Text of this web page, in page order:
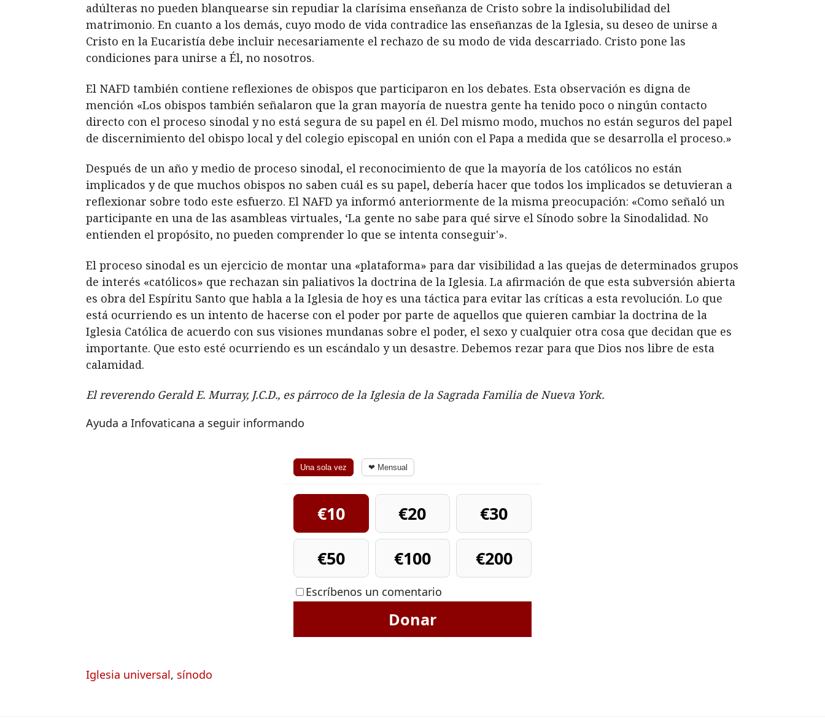
adúlteras no pueden blanquearse sin repudiar la clarísima enseñanza de Cristo sobre la indisolubilidad del
matrimonio. En cuanto a los demás, cuyo modo de vida contradice las enseñanzas de la Iglesia, su deseo de unirse a
Cristo en la Eucaristía debe incluir necesariamente el rechazo de su modo de vida descarriado. Cristo pone las
condiciones para unirse a Él, no nosotros.
El NAFD también contiene reflexiones de obispos que participaron en los debates. Esta observación es digna de
mención «Los obispos también señalaron que la gran mayoría de nuestra gente ha tenido poco o ningún contacto
directo con el proceso sinodal y no está segura de su papel en él. Del mismo modo, muchos no están seguros del papel
de discernimiento del obispo local y del colegio episcopal en unión con el Papa a medida que se desarrolla el proceso.»
Después de un año y medio de proceso sinodal, el reconocimiento de que la mayoría de los católicos no están
implicados y de que muchos obispos no saben cuál es su papel, debería hacer que todos los implicados se detuvieran a
reflexionar sobre todo este esfuerzo. El NAFD ya informó anteriormente de la misma preocupación: «Como señaló un
participante en una de las asambleas virtuales, ‘La gente no sabe para qué sirve el Sínodo sobre la Sinodalidad. No
entienden el propósito, no pueden comprender lo que se intenta conseguir'».
El proceso sinodal es un ejercicio de montar una «plataforma» para dar visibilidad a las quejas de determinados grupos
de interés «católicos» que rechazan sin paliativos la doctrina de la Iglesia. La afirmación de que esta subversión abierta
es obra del Espíritu Santo que habla a la Iglesia de hoy es una táctica para evitar las críticas a esta revolución. Lo que
está ocurriendo es un intento de hacerse con el poder por parte de aquellos que quieren cambiar la doctrina de la
Iglesia Católica de acuerdo con sus visiones mundanas sobre el poder, el sexo y cualquier otra cosa que decidan que es
importante. Que esto esté ocurriendo es un escándalo y un desastre. Debemos rezar para que Dios nos libre de esta
calamidad.
El reverendo Gerald E. Murray, J.C.D., es párroco de la Iglesia de la Sagrada Familia de Nueva York.
Ayuda a Infovaticana a seguir informando
Una sola vez ❤ Mensual
€10 €20
€30
€50
€100 €200
Escríbenos un comentario
Donar
Iglesia universal, sínodo